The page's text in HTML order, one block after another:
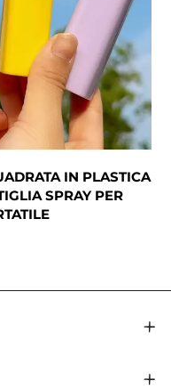
IN PLASTICA
SPRAY PER